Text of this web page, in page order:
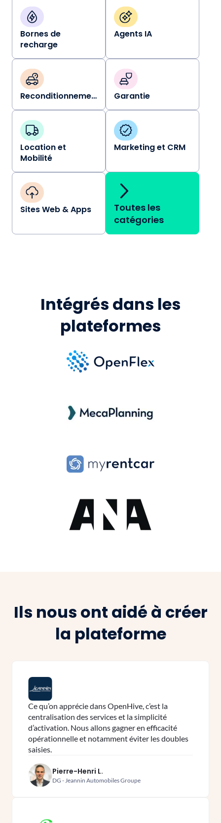
Bornes de
recharge
Agents IA
Reconditionnement Garantie
Location et
Mobilité
Marketing et CRM
Sites Web & Apps
Toutes les
catégories
Intégrés dans les
plateformes
Ils nous ont aidé à créer
la plateforme
Ce qu’on apprécie dans OpenHive, c’est la
centralisation des services et la simplicité
d’activation. Nous allons gagner en efficacité
opérationnelle et notamment éviter les doubles
saisies.
Pierre-Henri L.
DG - Jeannin Automobiles Groupe